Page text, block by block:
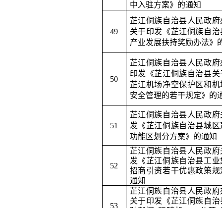
中入驻方案》的通知
49
芷江侗族自治县人民政府
关于印发《芷江侗族自治
产业发展扶持奖励办法》
50
芷江侗族自治县人民政府
印发《芷江侗族自治县关
芷江机场净空保护区和机
安全管理的若干规定》的
51
芷江侗族自治县人民政府
发《芷江侗族自治县城区
功能区划分方案》的通知
52
芷江侗族自治县人民政府
发《芷江侗族自治县工业
招商引资若干优惠政策规
通知
53
芷江侗族自治县人民政府
关于印发《芷江侗族自治